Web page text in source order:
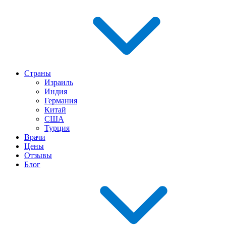
Страны
Израиль
Индия
Германия
Китай
США
Турция
Врачи
Цены
Отзывы
Блог